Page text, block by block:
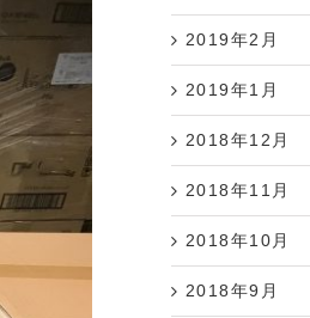
2019年2月
2019年1月
2018年12月
2018年11月
2018年10月
2018年9月